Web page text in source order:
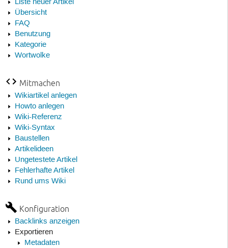
Liste neuer Artikel
Übersicht
FAQ
Benutzung
Kategorie
Wortwolke
Mitmachen
Wikiartikel anlegen
Howto anlegen
Wiki-Referenz
Wiki-Syntax
Baustellen
Artikelideen
Ungetestete Artikel
Fehlerhafte Artikel
Rund ums Wiki
Konfiguration
Backlinks anzeigen
Exportieren
Metadaten